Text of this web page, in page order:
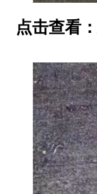
点击查看：